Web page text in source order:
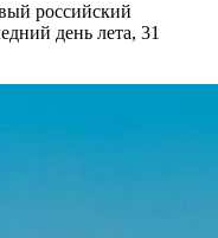
российский
день лета, 31